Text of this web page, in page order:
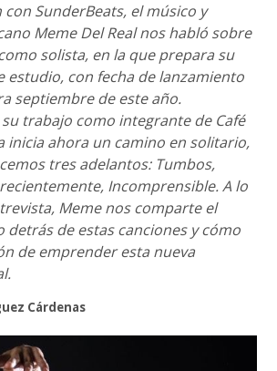
con SunderBeats, el músico y
Meme Del Real nos habló sobre
solista, en la que prepara su
estudio, con fecha de lanzamiento
septiembre de este año.
trabajo como integrante de Café
inicia ahora un camino en solitario,
tres adelantos: Tumbos,
Incomprensible. A lo
Meme nos comparte el
detrás de estas canciones y cómo
de emprender esta nueva
Cárdenas